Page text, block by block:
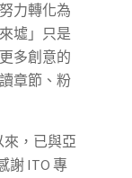
力轉化為
墟」只是
多創意的
章節、粉
來，已與亞
謝 ITO 專